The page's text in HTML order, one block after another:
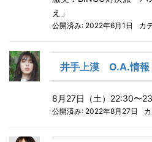
え」
公開済み: 2022年6月1日 カ
井手上漠 O.A.情報
8月27日（土）22:30〜
公開済み: 2022年8月27日